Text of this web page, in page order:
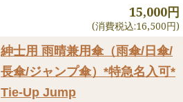
15,000円
(消費税込:16,500円)
紳士用 雨晴兼用傘（雨傘/日傘/
長傘/ジャンプ傘） *特急名入可*
Tie-Up Jump